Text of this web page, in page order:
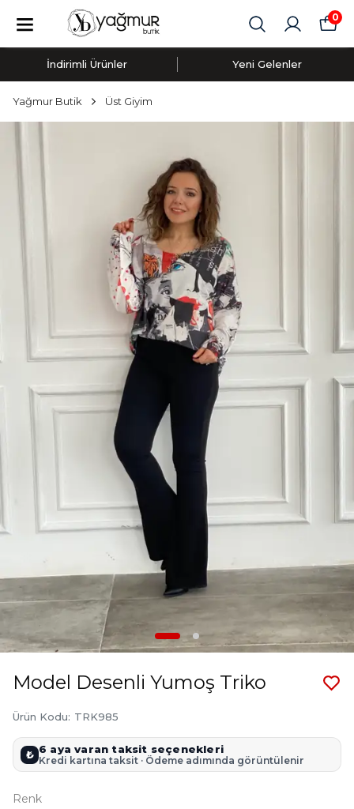
0
İndirimli Ürünler Yeni Gelenler
Yağmur Butik Üst Giyim
Model Desenli Yumoş Triko
Ürün Kodu: TRK985
₺ 6 aya varan taksit seçenekleri
Kredi kartına taksit · Ödeme adımında görüntülenir
Renk